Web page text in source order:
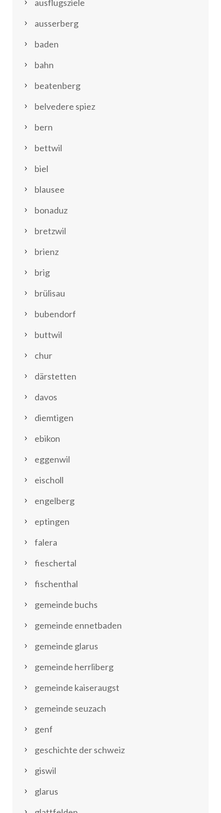
ausflugsziele
ausserberg
baden
bahn
beatenberg
belvedere spiez
bern
bettwil
biel
blausee
bonaduz
bretzwil
brienz
brig
brülisau
bubendorf
buttwil
chur
därstetten
davos
diemtigen
ebikon
eggenwil
eischoll
engelberg
eptingen
falera
fieschertal
fischenthal
gemeinde buchs
gemeinde ennetbaden
gemeinde glarus
gemeinde herrliberg
gemeinde kaiseraugst
gemeinde seuzach
genf
geschichte der schweiz
giswil
glarus